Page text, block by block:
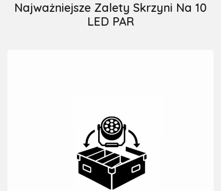
Najważniejsze Zalety Skrzyni Na 10
LED PAR